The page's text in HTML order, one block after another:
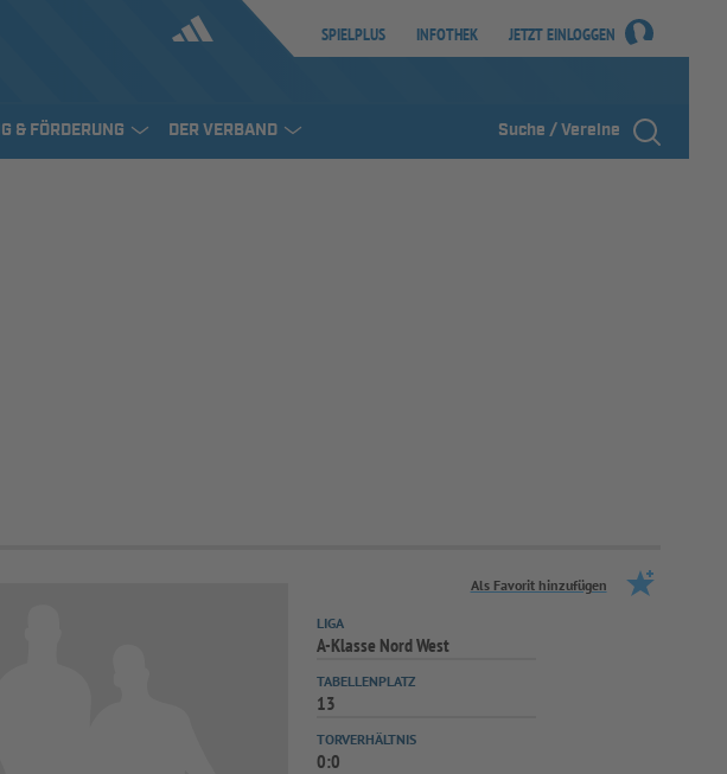
SPIELPLUS INFOTHEK JETZT EINLOGGEN
& FÖRDERUNG DER VERBAND Suche / Vereine
Als Favorit hinzufügen
LIGA
A-Klasse Nord West
TABELLENPLATZ
13
TORVERHÄLTNIS
0:0